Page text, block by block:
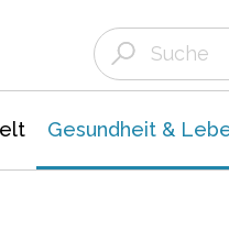
Gesundheit &